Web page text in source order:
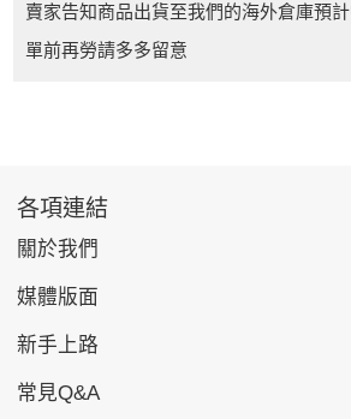
賣家告知商品出貨至我們的海外倉庫預
單前再勞請多多留意
各項連結
關於我們
媒體版面
新手上路
常見Q&A